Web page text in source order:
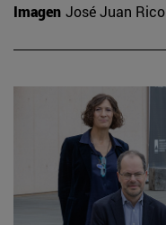
Imagen José Juan Rico